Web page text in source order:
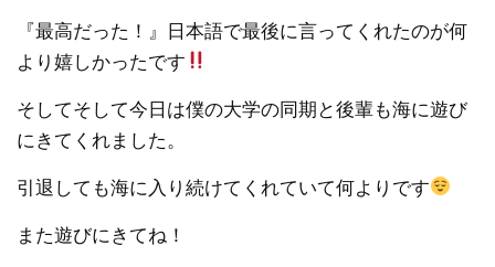
『最高だった！』日本語で最後に言ってくれたのが何
より嬉しかったです
そしてそして今日は僕の大学の同期と後輩も海に遊び
にきてくれました。
引退しても海に入り続けてくれていて何よりです
また遊びにきてね！